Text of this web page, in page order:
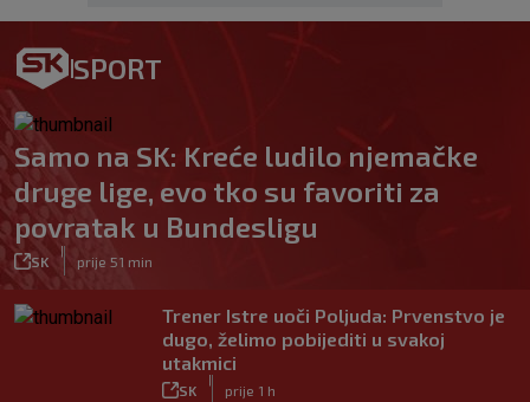
SPORT
Samo na SK: Kreće ludilo njemačke
druge lige, evo tko su favoriti za
povratak u Bundesligu
SK prije 51 min
Trener Istre uoči Poljuda: Prvenstvo je
dugo, želimo pobijediti u svakoj
utakmici
SK prije 1 h